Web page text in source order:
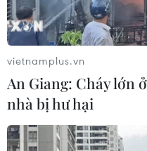
vietnamplus.vn
An Giang: Cháy lớn
nhà bị hư hại